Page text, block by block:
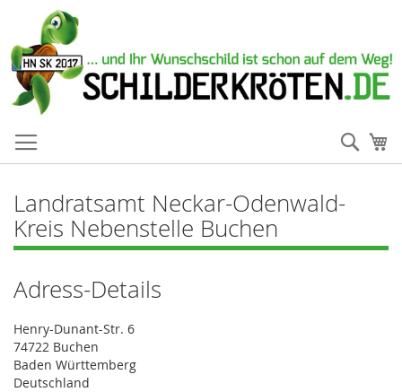
Landratsamt Neckar-Odenwald-
Kreis Nebenstelle Buchen
Adress-Details
Henry-Dunant-Str. 6
74722 Buchen
Baden Württemberg
Deutschland